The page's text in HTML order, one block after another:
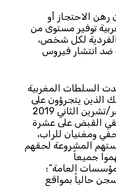
رهن الاحتجاز أو
توفير مستوى من
الفردية لكل شخص،
ضد انتشار فيروس
السلطات المغربية
الذين يتجرؤون على
التعبير عن آرائهم بحرية. فبين نونبر/تشرين الثاني 2019
2020 فقط، ألقي القبض على عشرة
ومغنيان للراب،
المشروعة لحقهم
جميعاً
العامة”؛
حالياً بمواقع